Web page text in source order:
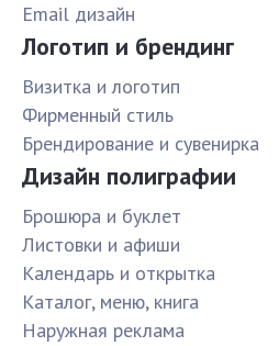
Email дизайн
Логотип и брендинг
Визитка и логотип
Фирменный стиль
Брендирование и сувенирка
Дизайн полиграфии
Брошюра и буклет
Листовки и афиши
Календарь и открытка
Каталог, меню, книга
Наружная реклама